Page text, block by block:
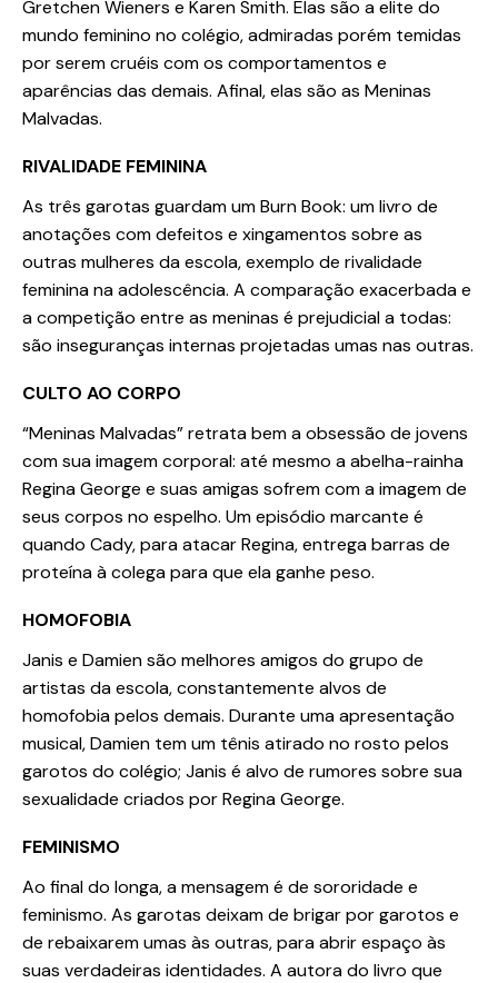
Gretchen Wieners e Karen Smith. Elas são a elite do
mundo feminino no colégio, admiradas porém temidas
por serem cruéis com os comportamentos e
aparências das demais. Afinal, elas são as Meninas
Malvadas.
RIVALIDADE FEMININA
As três garotas guardam um Burn Book: um livro de
anotações com defeitos e xingamentos sobre as
outras mulheres da escola, exemplo de rivalidade
feminina na adolescência. A comparação exacerbada e
a competição entre as meninas é prejudicial a todas:
são inseguranças internas projetadas umas nas outras.
CULTO AO CORPO
“Meninas Malvadas” retrata bem a obsessão de jovens
com sua imagem corporal: até mesmo a abelha-rainha
Regina George e suas amigas sofrem com a imagem de
seus corpos no espelho. Um episódio marcante é
quando Cady, para atacar Regina, entrega barras de
proteína à colega para que ela ganhe peso.
HOMOFOBIA
Janis e Damien são melhores amigos do grupo de
artistas da escola, constantemente alvos de
homofobia pelos demais. Durante uma apresentação
musical, Damien tem um tênis atirado no rosto pelos
garotos do colégio; Janis é alvo de rumores sobre sua
sexualidade criados por Regina George.
FEMINISMO
Ao final do longa, a mensagem é de sororidade e
feminismo. As garotas deixam de brigar por garotos e
de rebaixarem umas às outras, para abrir espaço às
suas verdadeiras identidades. A autora do livro que